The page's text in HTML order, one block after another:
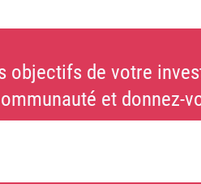
objectifs de votre
et donnez-